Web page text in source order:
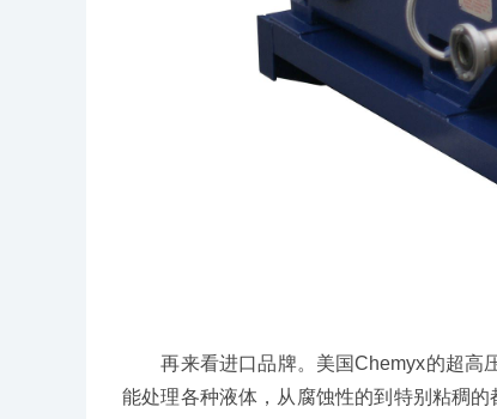
再来看进口品牌。美国Chemyx的超高
能处理各种液体，从腐蚀性的到特别粘稠